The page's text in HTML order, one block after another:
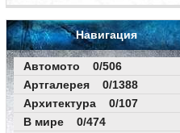
Навигация
Автомото 0/506
Артгалерея 0/1388
Архитектура 0/107
В мире 0/474